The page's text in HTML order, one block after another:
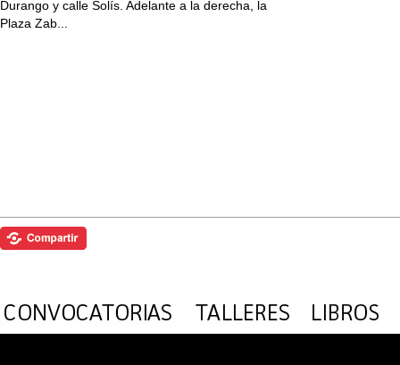
Durango y calle Solís. Adelante a la derecha, la
Plaza Zab...